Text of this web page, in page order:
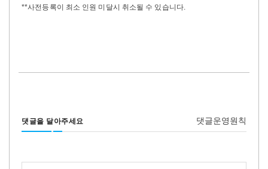
**사전등록이 최소 인원 미달시 취소될 수 있습니다.
댓글을 달아주세요 댓글운영원칙